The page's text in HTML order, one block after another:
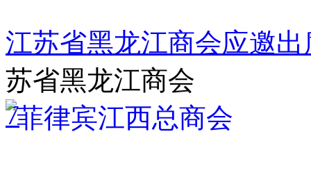
江苏省黑龙江商会应邀
苏省黑龙江商会
7